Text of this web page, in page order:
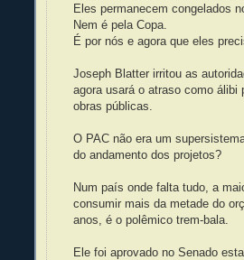
Eles permanecem congelados
Nem é pela Copa.
É por nós e agora que eles
Joseph Blatter irritou as
agora usará o atraso como álibi
obras públicas.
O PAC não era um
do andamento dos projetos?
Num país onde falta tudo, a
consumir mais da metade do
anos, é o polêmico trem-bala.
Ele foi aprovado no Senado